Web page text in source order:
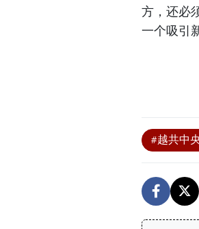
方，还必
一个吸引
#越共中